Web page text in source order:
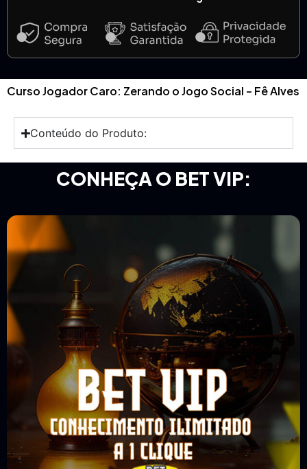
Curso Jogador Caro: Zerando o Jogo Social – Fê Alves
Conteúdo do Produto:
CONHEÇA O BET VIP: